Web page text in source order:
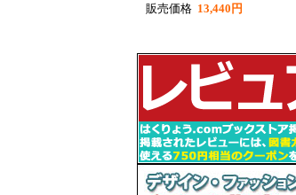
販売価格 13,440円